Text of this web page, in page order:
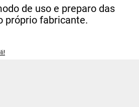
de uso e preparo das
próprio fabricante.